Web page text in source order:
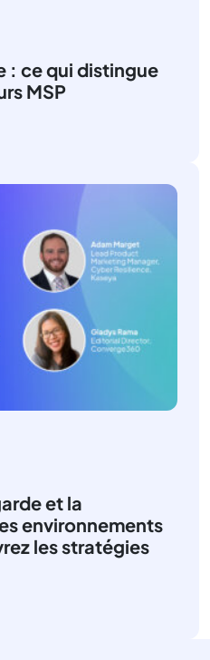
: ce qui distingue
MSP
et la
environnements
les stratégies